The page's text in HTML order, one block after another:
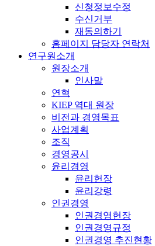
신청정보수정
수신거부
재동의하기
홈페이지 담당자 연락처
연구원소개
원장소개
인사말
연혁
KIEP 역대 원장
비전과 경영목표
사업계획
조직
경영공시
윤리경영
윤리헌장
윤리강령
인권경영
인권경영헌장
인권경영규정
인권경영 추진현황